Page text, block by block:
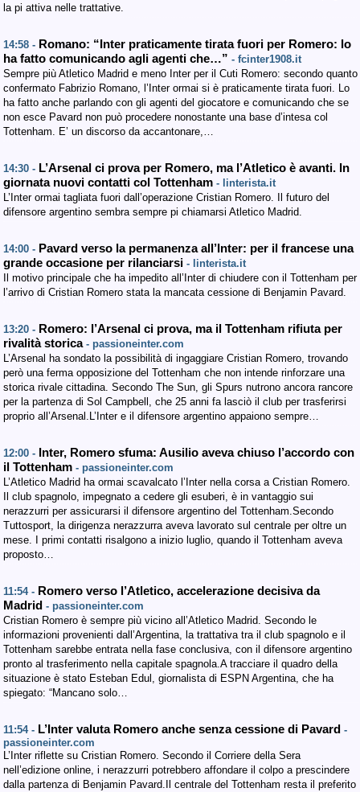
la pi attiva nelle trattative.
14:58 - Romano: “Inter praticamente tirata fuori per Romero: lo
ha fatto comunicando agli agenti che…” - fcinter1908.it
Sempre più Atletico Madrid e meno Inter per il Cuti Romero: secondo quanto
confermato Fabrizio Romano, l’Inter ormai si è praticamente tirata fuori. Lo
ha fatto anche parlando con gli agenti del giocatore e comunicando che se
non esce Pavard non può procedere nonostante una base d’intesa col
Tottenham. E’ un discorso da accantonare,…
14:30 - L’Arsenal ci prova per Romero, ma l’Atletico è avanti. In
giornata nuovi contatti col Tottenham - linterista.it
L’Inter ormai tagliata fuori dall’operazione Cristian Romero. Il futuro del
difensore argentino sembra sempre pi chiamarsi Atletico Madrid.
14:00 - Pavard verso la permanenza all’Inter: per il francese una
grande occasione per rilanciarsi - linterista.it
Il motivo principale che ha impedito all’Inter di chiudere con il Tottenham per
l’arrivo di Cristian Romero stata la mancata cessione di Benjamin Pavard.
13:20 - Romero: l’Arsenal ci prova, ma il Tottenham rifiuta per
rivalità storica - passioneinter.com
L’Arsenal ha sondato la possibilità di ingaggiare Cristian Romero, trovando
però una ferma opposizione del Tottenham che non intende rinforzare una
storica rivale cittadina. Secondo The Sun, gli Spurs nutrono ancora rancore
per la partenza di Sol Campbell, che 25 anni fa lasciò il club per trasferirsi
proprio all’Arsenal.L’Inter e il difensore argentino appaiono sempre…
12:00 - Inter, Romero sfuma: Ausilio aveva chiuso l’accordo con
il Tottenham - passioneinter.com
L’Atletico Madrid ha ormai scavalcato l’Inter nella corsa a Cristian Romero.
Il club spagnolo, impegnato a cedere gli esuberi, è in vantaggio sui
nerazzurri per assicurarsi il difensore argentino del Tottenham.Secondo
Tuttosport, la dirigenza nerazzurra aveva lavorato sul centrale per oltre un
mese. I primi contatti risalgono a inizio luglio, quando il Tottenham aveva
proposto…
11:54 - Romero verso l’Atletico, accelerazione decisiva da
Madrid - passioneinter.com
Cristian Romero è sempre più vicino all’Atletico Madrid. Secondo le
informazioni provenienti dall’Argentina, la trattativa tra il club spagnolo e il
Tottenham sarebbe entrata nella fase conclusiva, con il difensore argentino
pronto al trasferimento nella capitale spagnola.A tracciare il quadro della
situazione è stato Esteban Edul, giornalista di ESPN Argentina, che ha
spiegato: “Mancano solo…
11:54 - L’Inter valuta Romero anche senza cessione di Pavard -
passioneinter.com
L’Inter riflette su Cristian Romero. Secondo il Corriere della Sera
nell’edizione online, i nerazzurri potrebbero affondare il colpo a prescindere
dalla partenza di Benjamin Pavard.Il centrale del Tottenham resta il preferito